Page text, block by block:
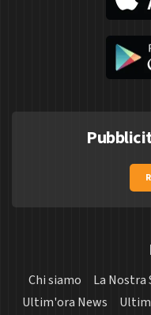
Chi siamo La Nostra
Ultim'ora News